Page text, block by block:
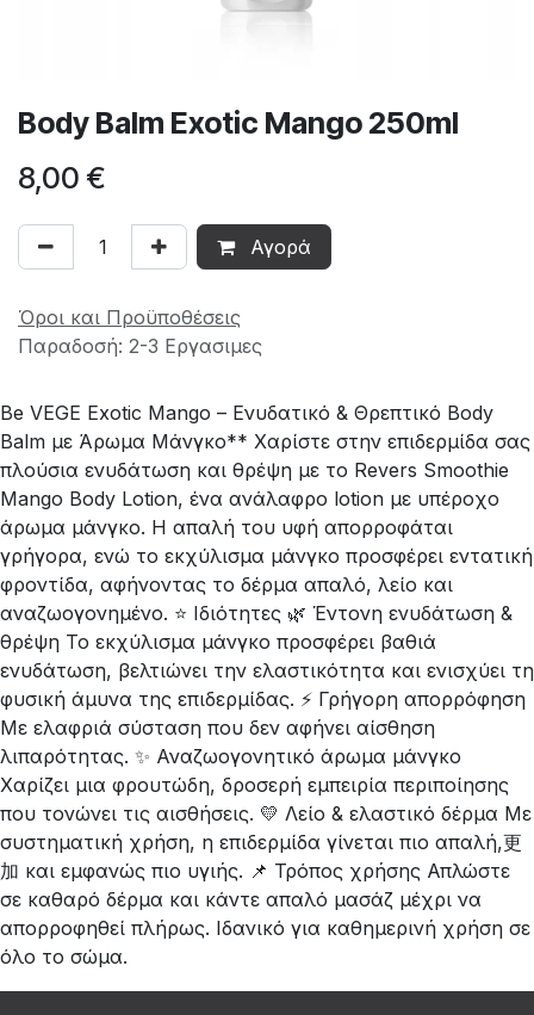
Body Balm Exotic Mango 250ml
8,00 €
Αγορά
Όροι και Προϋποθέσεις
Παραδοσή: 2-3 Εργασιμες
Be VEGE Exotic Mango – Ενυδατικό & Θρεπτικό Body
Balm με Άρωμα Μάνγκο** Χαρίστε στην επιδερμίδα σας
πλούσια ενυδάτωση και θρέψη με το Revers Smoothie
Mango Body Lotion, ένα ανάλαφρο lotion με υπέροχο
άρωμα μάνγκο. Η απαλή του υφή απορροφάται
γρήγορα, ενώ το εκχύλισμα μάνγκο προσφέρει εντατική
φροντίδα, αφήνοντας το δέρμα απαλό, λείο και
αναζωογονημένο. ⭐ Ιδιότητες 🌿 Έντονη ενυδάτωση &
θρέψη Το εκχύλισμα μάνγκο προσφέρει βαθιά
ενυδάτωση, βελτιώνει την ελαστικότητα και ενισχύει τη
φυσική άμυνα της επιδερμίδας. ⚡ Γρήγορη απορρόφηση
Με ελαφριά σύσταση που δεν αφήνει αίσθηση
λιπαρότητας. ✨ Αναζωογονητικό άρωμα μάνγκο
Χαρίζει μια φρουτώδη, δροσερή εμπειρία περιποίησης
που τονώνει τις αισθήσεις. 💛 Λείο & ελαστικό δέρμα Με
συστηματική χρήση, η επιδερμίδα γίνεται πιο απαλή,更
加 και εμφανώς πιο υγιής. 📌 Τρόπος χρήσης Απλώστε
σε καθαρό δέρμα και κάντε απαλό μασάζ μέχρι να
απορροφηθεί πλήρως. Ιδανικό για καθημερινή χρήση σε
όλο το σώμα.